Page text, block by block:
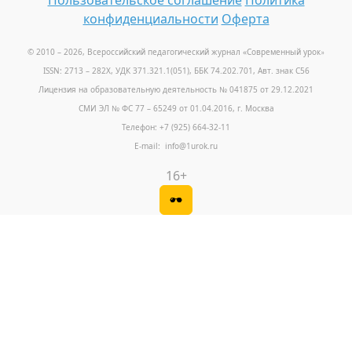
конфиденциальности Оферта
© 2010 – 2026, Всероссийский педагогический журнал «Современный урок»
ISSN: 2713 – 282X, УДК 371.321.1(051), ББК 74.202.701, Авт. знак С56
Лицензия на образовательную деятельность № 041875 от 29.12.2021
СМИ ЭЛ № ФС 77 – 65249 от 01.04.2016, г. Москва
Телефон: +7 (925) 664-32-11
E-mail: info@1urok.ru
16+